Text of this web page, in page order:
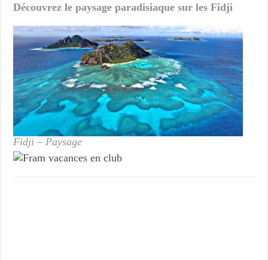
Découvrez le paysage paradisiaque sur les Fidji
Fidji – Paysage